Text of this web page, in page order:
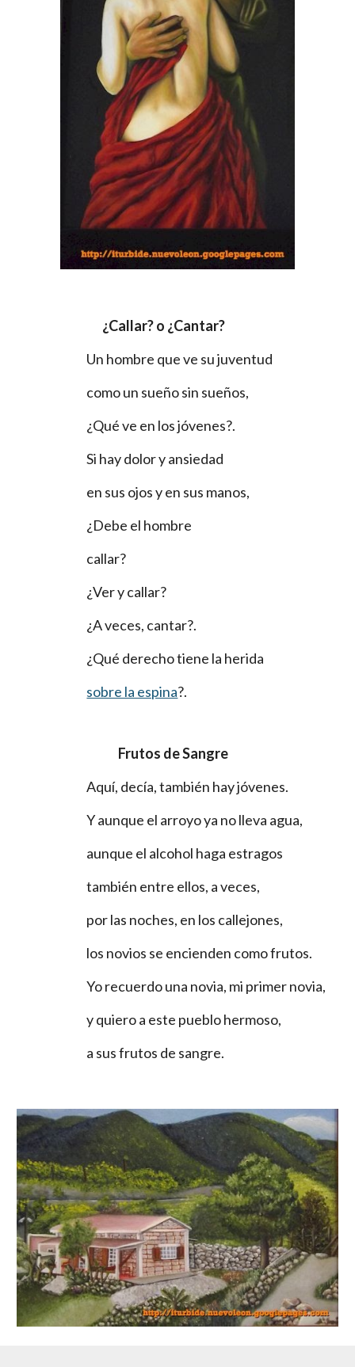
¿Callar? o ¿Cantar?
Un hombre que ve su juventud
como un sueño sin sueños,
¿Qué ve en los jóvenes?.
Si hay dolor y ansiedad
en sus ojos y en sus manos,
¿Debe el hombre
callar?
¿Ver y callar?
¿A veces, cantar?.
¿Qué derecho tiene la herida
sobre la espina?.
Frutos de Sangre
Aquí, decía, también hay jóvenes.
Y aunque el arroyo ya no lleva agua,
aunque el alcohol haga estragos
también entre ellos, a veces,
por las noches, en los callejones,
los novios se encienden como frutos.
Yo recuerdo una novia, mi primer novia,
y quiero a este pueblo hermoso,
a sus frutos de sangre.